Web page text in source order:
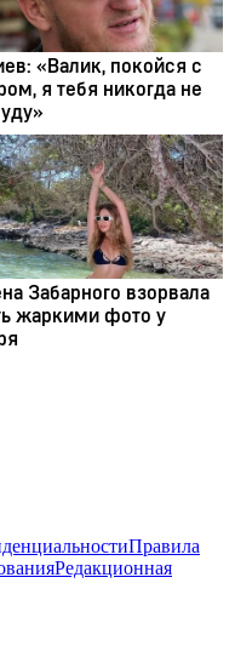
Правила
Редакционная